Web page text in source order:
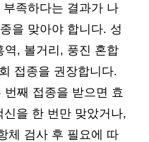
족하다는 결과가 나
을 맞아야 합니다. 성
역, 볼거리, 풍진 혼합
접종을 권장합니다.
째 접종을 받으면 효
을 한 번만 맞았거나,
체 검사 후 필요에 따